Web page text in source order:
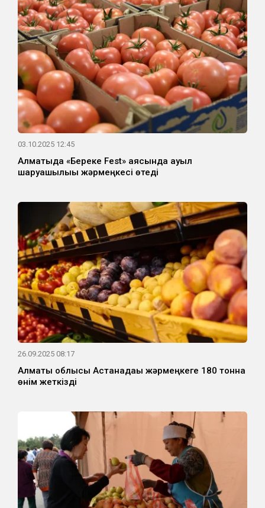
03.10.2025 12:45
Алматыда «Береке Fest» аясында ауыл
шаруашылығы жәрмеңкесі өтеді
26.09.2025 08:17
Алматы облысы Астанадағы жәрмеңкеге 180 тонна
өнім жеткізді